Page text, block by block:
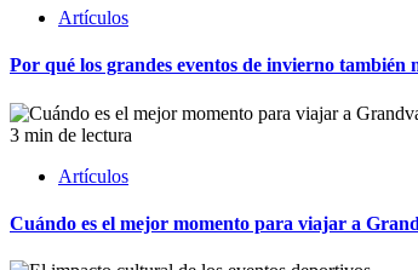
Artículos
Por qué los grandes eventos de invierno también
3 min de lectura
Artículos
Cuándo es el mejor momento para viajar a